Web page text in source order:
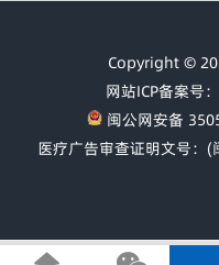
Copyright ©
网站ICP备案号
闽公网安备
医疗广告审查证明文号